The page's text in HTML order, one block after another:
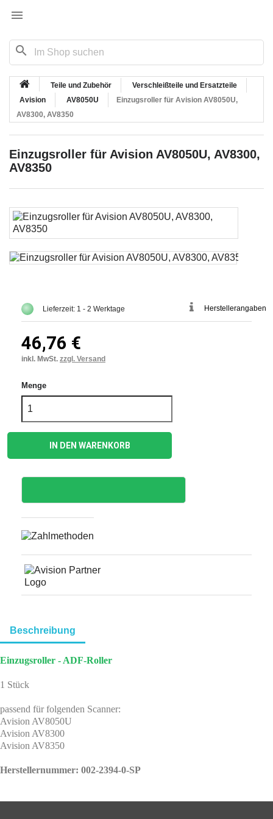

search
Teile und Zubehör
Verschleißteile und Ersatzteile
Avision
AV8050U
Einzugsroller für Avision AV8050U,
AV8300, AV8350
Einzugsroller für Avision AV8050U, AV8300,
AV8350
Lieferzeit: 1 - 2 Werktage Herstellerangaben
46,76 €
inkl. MwSt. zzgl. Versand
Menge
IN DEN WARENKORB
Beschreibung
Einzugsroller - ADF-Roller
1 Stück
passend für folgenden Scanner:
Avision AV8050U
Avision AV8300
Avision AV8350
Herstellernummer: 002-2394-0-SP